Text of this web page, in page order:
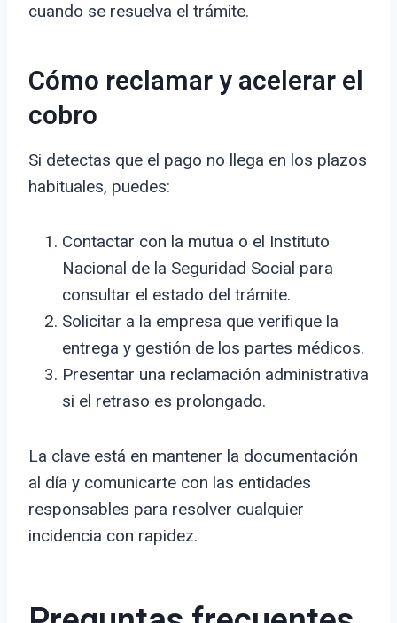
cuando se resuelva el trámite.
Cómo reclamar y acelerar el
cobro
Si detectas que el pago no llega en los plazos
habituales, puedes:
Contactar con la mutua o el Instituto
Nacional de la Seguridad Social para
consultar el estado del trámite.
Solicitar a la empresa que verifique la
entrega y gestión de los partes médicos.
Presentar una reclamación administrativa
si el retraso es prolongado.
La clave está en mantener la documentación
al día y comunicarte con las entidades
responsables para resolver cualquier
incidencia con rapidez.